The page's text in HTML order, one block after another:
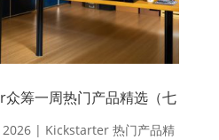
筹一周热门产品精选（七
2026| Kickstarter 热门产品精